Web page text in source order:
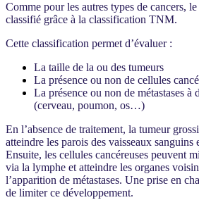
Comme pour les autres types de cancers,
classifié grâce à la classification TNM.
Cette classification permet d’évaluer :
La taille de la ou des tumeurs
La présence ou non de cellules
La présence ou non de métastases à
(cerveau, poumon, os…)
En l’absence de traitement, la tumeur
atteindre les parois des vaisseaux sanguins
Ensuite, les cellules cancéreuses peuvent
via la lymphe et atteindre les organes
l’apparition de métastases. Une prise en
de limiter ce développement.